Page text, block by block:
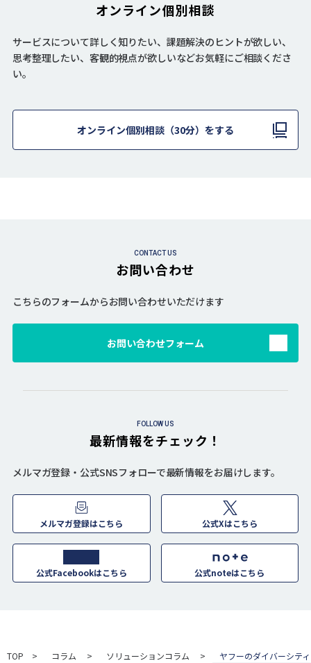
オンライン個別相談
サービスについて詳しく知りたい、課題解決のヒントが欲しい、
思考整理したい、客観的視点が欲しいなどお気軽にご相談くださ
い。
オンライン個別相談（30分）をする
CONTACT US
お問い合わせ
こちらのフォームからお問い合わせいただけます
お問い合わせフォーム
FOLLOW US
最新情報をチェック！
メルマガ登録・公式SNSフォローで最新情報をお届けします。
メルマガ登録はこちら 公式Xはこちら
公式Facebookはこちら 公式noteはこちら
TOP コラム ソリューションコラム ヤフーのダイバーシテ